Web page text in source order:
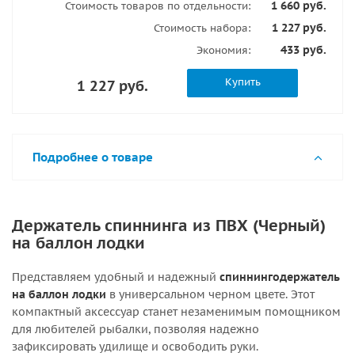
Стоимость товаров по отдельности: 1 660 руб.
Стоимость набора: 1 227 руб.
Экономия: 433 руб.
1 227 руб. Купить
Подробнее о товаре
Держатель спиннинга из ПВХ (Черный)
на баллон лодки
Представляем удобный и надежный спиннингодержатель
на баллон лодки в универсальном черном цвете. Этот
компактный аксессуар станет незаменимым помощником
для любителей рыбалки, позволяя надежно
зафиксировать удилище и освободить руки.